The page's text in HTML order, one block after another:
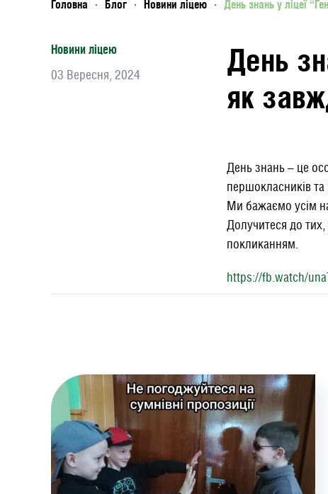
Головна Блог Новини ліцею День знань у ліцеї
Новини ліцею
03 Вересня, 2024
День
як
День знань – це
першокласників та
Ми бажаємо усім
Долучитеся до
покликанням.
https://fb.watch/